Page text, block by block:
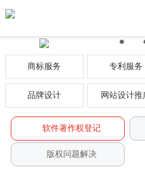
●
商标服务 专利服务
软件著作权登记
版权问题解决
品牌设计 网站设计推